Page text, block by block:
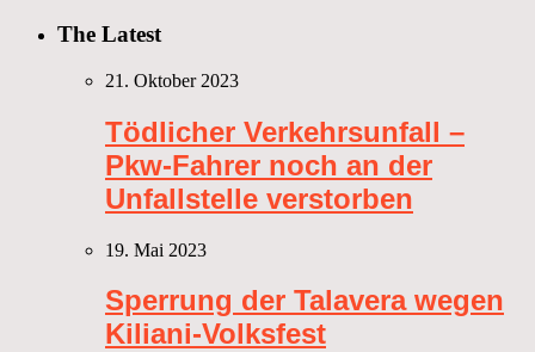
The Latest
21. Oktober 2023
Tödlicher Verkehrsunfall –
Pkw-Fahrer noch an der
Unfallstelle verstorben
19. Mai 2023
Sperrung der Talavera wegen
Kiliani-Volksfest